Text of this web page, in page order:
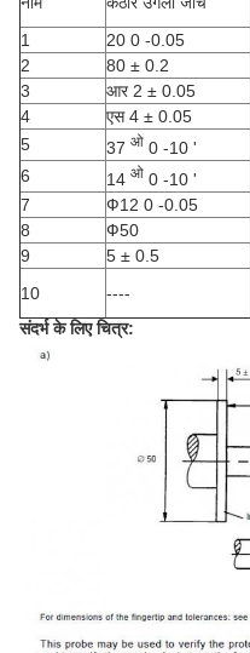
1
20 0 -0.05
2
80 ± 0.2
3
आर 2 ± 0.05
4
एस 4 ± 0.05
5
37 ओ 0 -10 '
6
14 ओ 0 -10 '
7
Ф12 0 -0.05
8
Ф50
9
5 ± 0.5
10
----
संदर्भ के लिए चित्र: